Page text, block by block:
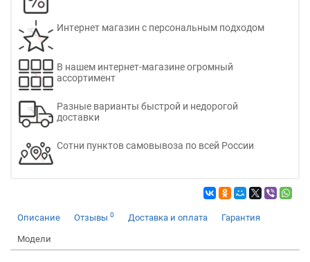
Интернет магазин с персональным подходом
В нашем интернет-магазине огромный
ассортимент
Разные варианты быстрой и недорогой
доставки
Сотни пунктов самовывоза по всей России
Описание Отзывы 0 Доставка и оплата Гарантия
Модели